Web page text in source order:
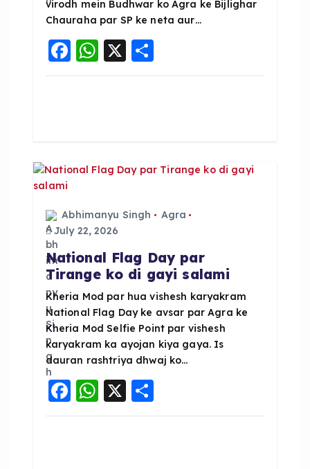
virodh mein Budhwar ko Agra ke Bijlighar
Chauraha par SP ke neta aur…
F
a
o
k
W
h
p
p
X S
h
Abhimanyu Singh
Agra
July 22, 2026
National Flag Day par
Tirange ko di gayi salami
Kheria Mod par hua vishesh karyakram
National Flag Day ke avsar par Agra ke
Kheria Mod Selfie Point par vishesh
karyakram ka ayojan kiya gaya. Is
dauran rashtriya dhwaj ko…
F
a
W
h
X S
h